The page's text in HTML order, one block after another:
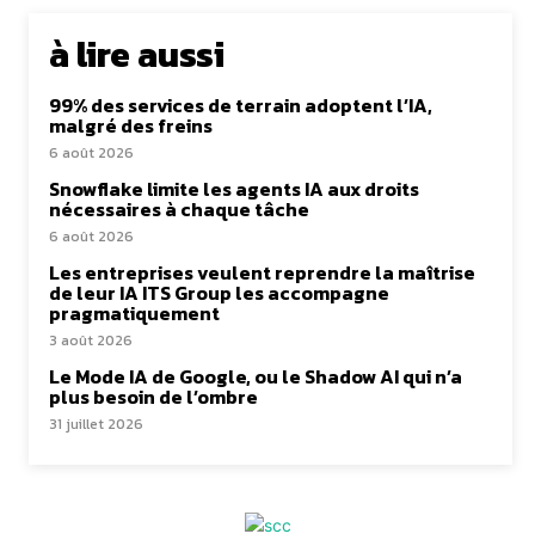
à lire aussi
99% des services de terrain adoptent l’IA,
malgré des freins
6 août 2026
Snowflake limite les agents IA aux droits
nécessaires à chaque tâche
6 août 2026
Les entreprises veulent reprendre la maîtrise
de leur IA ITS Group les accompagne
pragmatiquement
3 août 2026
Le Mode IA de Google, ou le Shadow AI qui n’a
plus besoin de l’ombre
31 juillet 2026